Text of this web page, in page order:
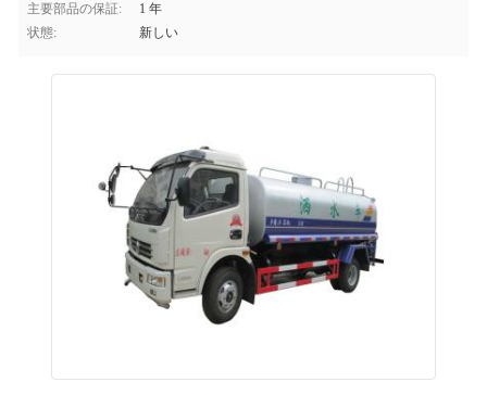
主要部品の保証:
1 年
状態:
新しい